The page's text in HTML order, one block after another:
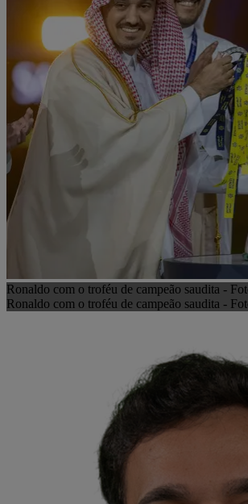
Ronaldo com o troféu de campeão saudita -
Ronaldo com o troféu de campeão saudita -